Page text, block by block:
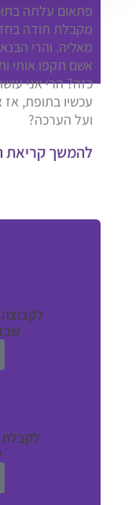
פתאום עלתה
מקבלת תודה
מאליה. והרי
אשם תקפו אותי
כזה? הרי אני
עכשיו בתופת, אז
ועל הערכה?
להמשך קריאת
לקבוצה
לקבלת